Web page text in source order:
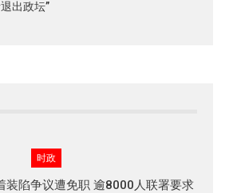
出政坛”
时政
装陷争议遭免职 逾8000人联署要求